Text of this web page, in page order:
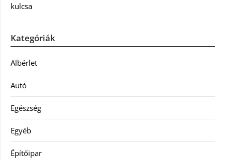
kulcsa
Kategóriák
Albérlet
Autó
Egészség
Egyéb
Építőipar